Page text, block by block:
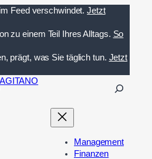
Feed verschwindet. Jetzt
zu einem Teil Ihres Alltags. So
prägt, was Sie täglich tun. Jetzt
n
Management
Finanzen